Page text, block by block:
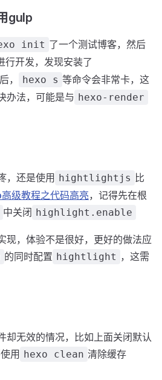
gulp
init 了一个测试博客，然后
行开发，发现安装了
， hexo s 等命令会非常卡，这
办法，可能是与 hexo-render
，还是使用 hightlightjs 比
级教程之代码高亮，记得先在根
中关闭 highlight.enable
现，体验不是很好，更好的做法应
的同时配置 hightlight ，这需
却无效的情况，比如上面关闭默认
用 hexo clean 清除缓存